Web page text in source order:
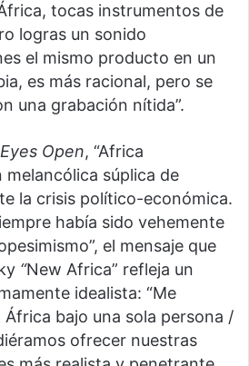
tocas instrumentos de
logras un sonido
el mismo producto en un
es más racional, pero se
una grabación nítida”.
Eyes Open, “Africa
melancólica súplica de
la crisis político-económica.
había sido vehemente
el mensaje que
“New Africa” refleja un
idealista: “Me
bajo una sola persona /
ofrecer nuestras